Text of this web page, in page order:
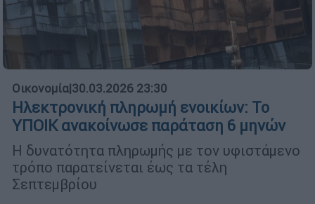
Οικονομία|30.03.2026 23:30
Ηλεκτρονική πληρωμή ενοικίων: Το
ΥΠΟΙΚ ανακοίνωσε παράταση 6 μηνών
Η δυνατότητα πληρωμής με τον υφιστάμενο
τρόπο παρατείνεται έως τα τέλη
Σεπτεμβρίου